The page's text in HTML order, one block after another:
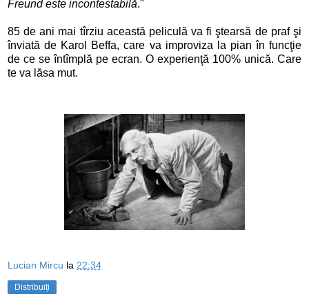
Freund este incontestabilă."
85 de ani mai tîrziu această peliculă va fi ştearsă de praf şi
înviată de Karol Beffa, care va improviza la pian în funcţie
de ce se întîmplă pe ecran. O experienţă 100% unică. Care
te va lăsa mut.
Lucian Mircu la 22:34
Distribuiți